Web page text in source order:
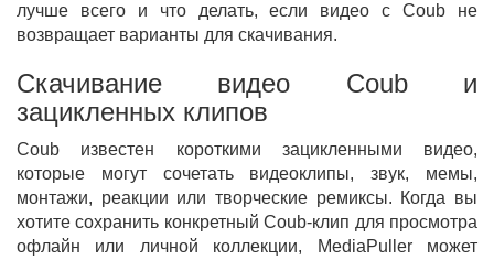
лучше всего и что делать, если видео с Coub не
возвращает варианты для скачивания.
Скачивание видео Coub и
зацикленных клипов
Coub известен короткими зацикленными видео,
которые могут сочетать видеоклипы, звук, мемы,
монтажи, реакции или творческие ремиксы. Когда вы
хотите сохранить конкретный Coub-клип для просмотра
офлайн или личной коллекции, MediaPuller может